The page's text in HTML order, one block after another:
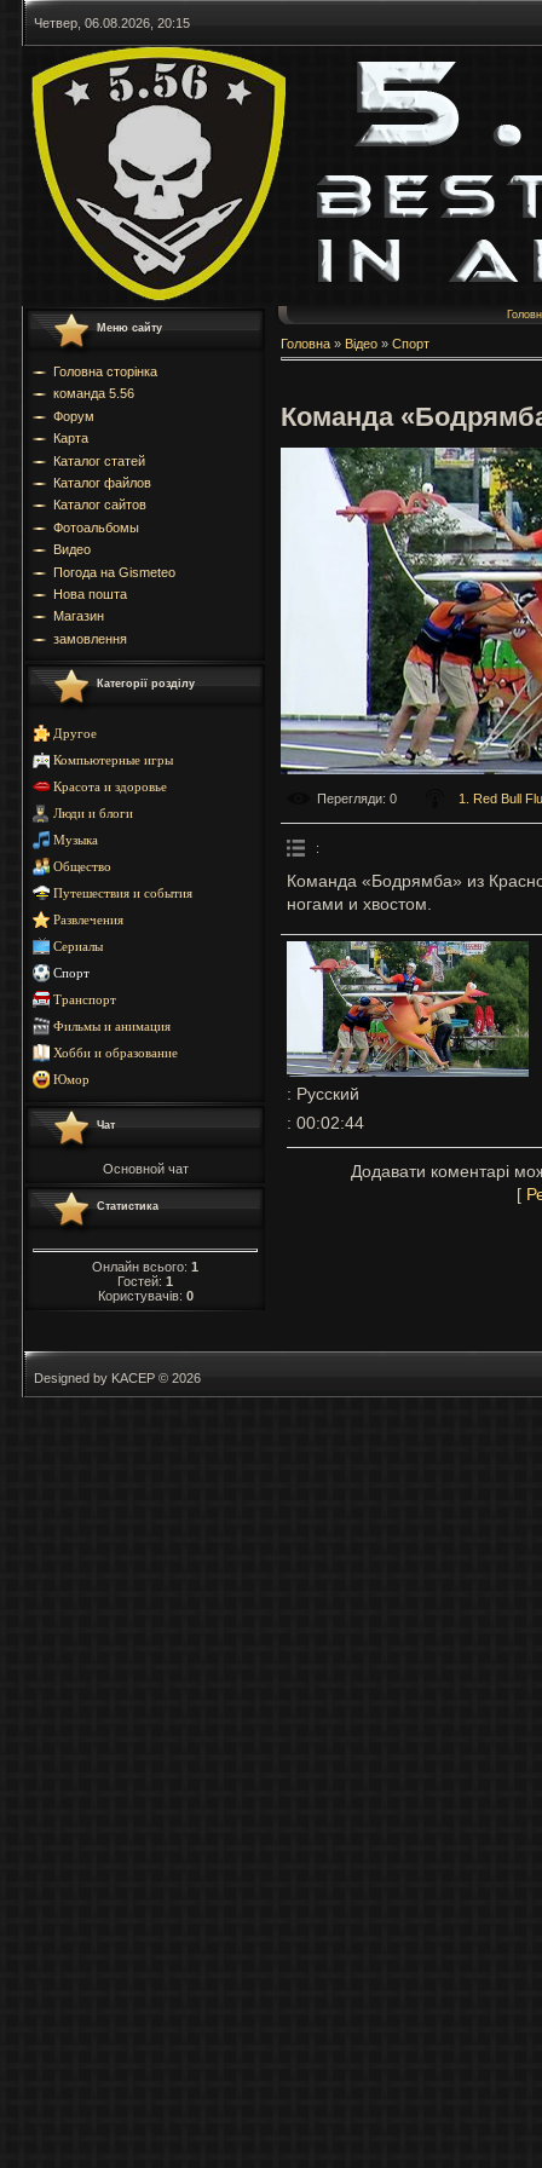
Четвер, 06.08.2026, 20:15
Меню сайту
Головна сторінка
команда 5.56
Форум
Карта
Каталог статей
Каталог файлов
Каталог сайтов
Фотоальбомы
Видео
Погода на Gismeteo
Нова пошта
Магазин
замовлення
Категорії розділу
Другое
Компьютерные игры
Красота и здоровье
Люди и блоги
Музыка
Общество
Путешествия и события
Развлечения
Сериалы
Спорт
Транспорт
Фильмы и анимация
Хобби и образование
Юмор
Чат
Основной чат
Статистика
Онлайн всього: 1
Гостей: 1
Користувачів: 0
Головна » Відео » Спорт
Команда
Перегляди: 0 1. Red Bull
:
Команда «Бодрямба» из
ногами и хвостом.
: Русский
: 00:02:44
Додавати коментарі
[
Designed by KACEP © 2026